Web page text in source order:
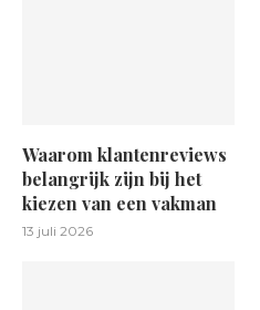
Waarom klantenreviews
belangrijk zijn bij het
kiezen van een vakman
13 juli 2026